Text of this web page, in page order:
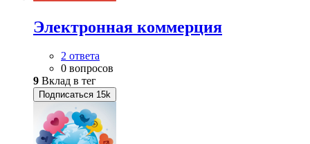
Электронная коммерция
2 ответа
0 вопросов
9 Вклад в тег
Подписаться 15k